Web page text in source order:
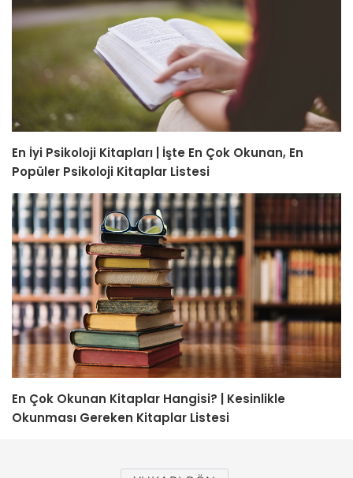
En İyi Psikoloji Kitapları | İşte En Çok Okunan, En
Popüler Psikoloji Kitaplar Listesi
En Çok Okunan Kitaplar Hangisi? | Kesinlikle
Okunması Gereken Kitaplar Listesi